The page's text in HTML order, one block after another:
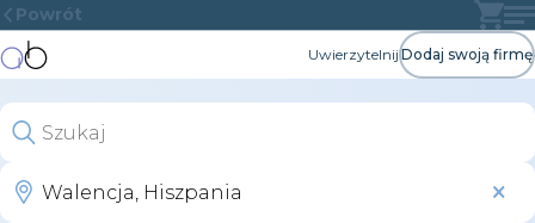
Powrót
UwierzytelnijDodaj swoją firmę